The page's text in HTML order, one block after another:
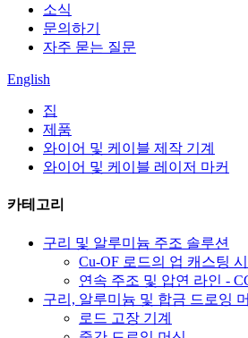
소식
문의하기
자주 묻는 질문
English
집
제품
와이어 및 케이블 제작 기계
와이어 및 케이블 레이저 마커
카테고리
구리 및 알루미늄 주조 솔루션
Cu-OF 로드의 업 캐스팅
연속 주조 및 압연 라인 -
구리, 알루미늄 및 합금 드로잉
로드 고장 기계